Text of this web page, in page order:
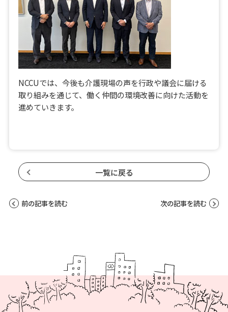
NCCUでは、今後も介護現場の声を行政や議会に届ける
取り組みを通じて、働く仲間の環境改善に向けた活動を
進めていきます。
一覧に戻る
前の記事を読む 次の記事を読む